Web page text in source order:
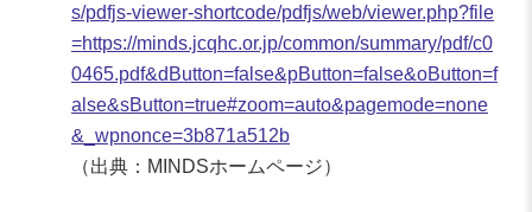
s/pdfjs-viewer-shortcode/pdfjs/web/viewer.php?file
=https://minds.jcqhc.or.jp/common/summary/pdf/c0
0465.pdf&dButton=false&pButton=false&oButton=f
alse&sButton=true#zoom=auto&pagemode=none
&_wpnonce=3b871a512b
（出典：MINDSホームページ）